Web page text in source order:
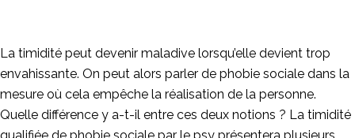
La timidité peut devenir maladive lorsqu’elle devient trop
envahissante. On peut alors parler de phobie sociale dans la
mesure où cela empêche la réalisation de la personne.
Quelle différence y a-t-il entre ces deux notions ? La timidité